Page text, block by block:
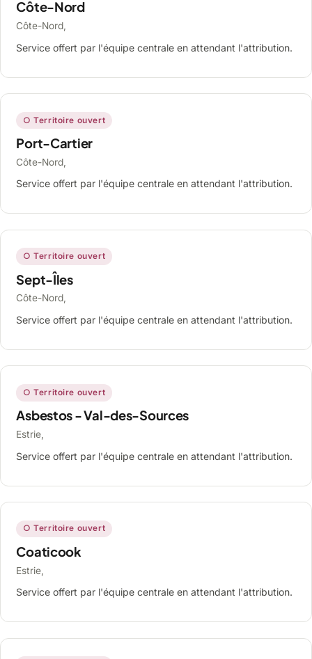
Côte-Nord
Côte-Nord,
Service offert par l'équipe centrale en attendant l'attribution.
○ Territoire ouvert
Port-Cartier
Côte-Nord,
Service offert par l'équipe centrale en attendant l'attribution.
○ Territoire ouvert
Sept-Îles
Côte-Nord,
Service offert par l'équipe centrale en attendant l'attribution.
○ Territoire ouvert
Asbestos - Val-des-Sources
Estrie,
Service offert par l'équipe centrale en attendant l'attribution.
○ Territoire ouvert
Coaticook
Estrie,
Service offert par l'équipe centrale en attendant l'attribution.